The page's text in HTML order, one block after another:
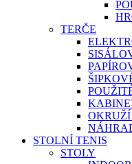
TERČE
STOLNÍ TENIS
STOLY